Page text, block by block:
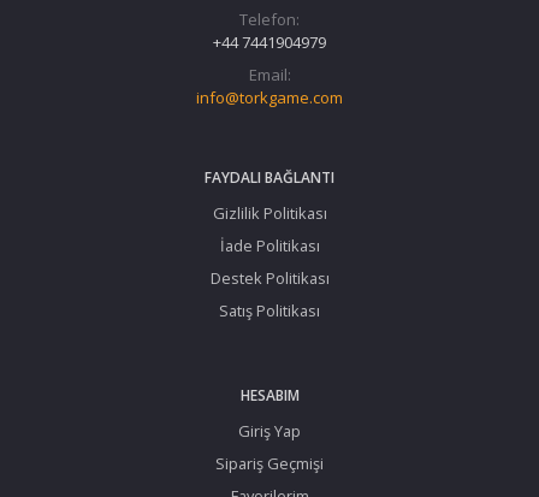
Telefon:
+44 7441904979
Email:
info@torkgame.com
FAYDALI BAĞLANTI
Gizlilik Politikası
İade Politikası
Destek Politikası
Satış Politikası
HESABIM
Giriş Yap
Sipariş Geçmişi